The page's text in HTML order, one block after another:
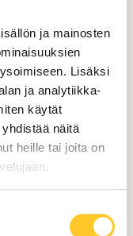
ja mainosten
Lisäksi
ja analytiikka-
käytät
näitä
heille tai joita on
tavoiteajassa
kesti